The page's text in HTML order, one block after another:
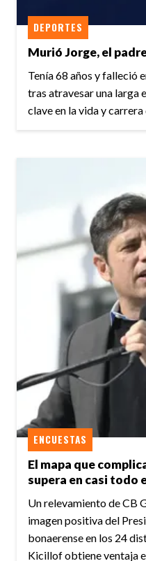
Murió Jorge, el
DEPORTES
Tenía 68 años y falleció
tras atravesar una larga
clave en la vida y
El mapa que
supera en casi todo
ENCUESTAS
Un relevamiento de CB
imagen positiva del
bonaerense en los 24
Kicillof obtiene ventaja